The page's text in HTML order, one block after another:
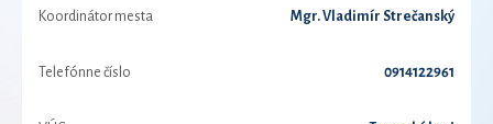
Koordinátor mesta Mgr. Vladimír Strečanský
Telefónne číslo 0914122961